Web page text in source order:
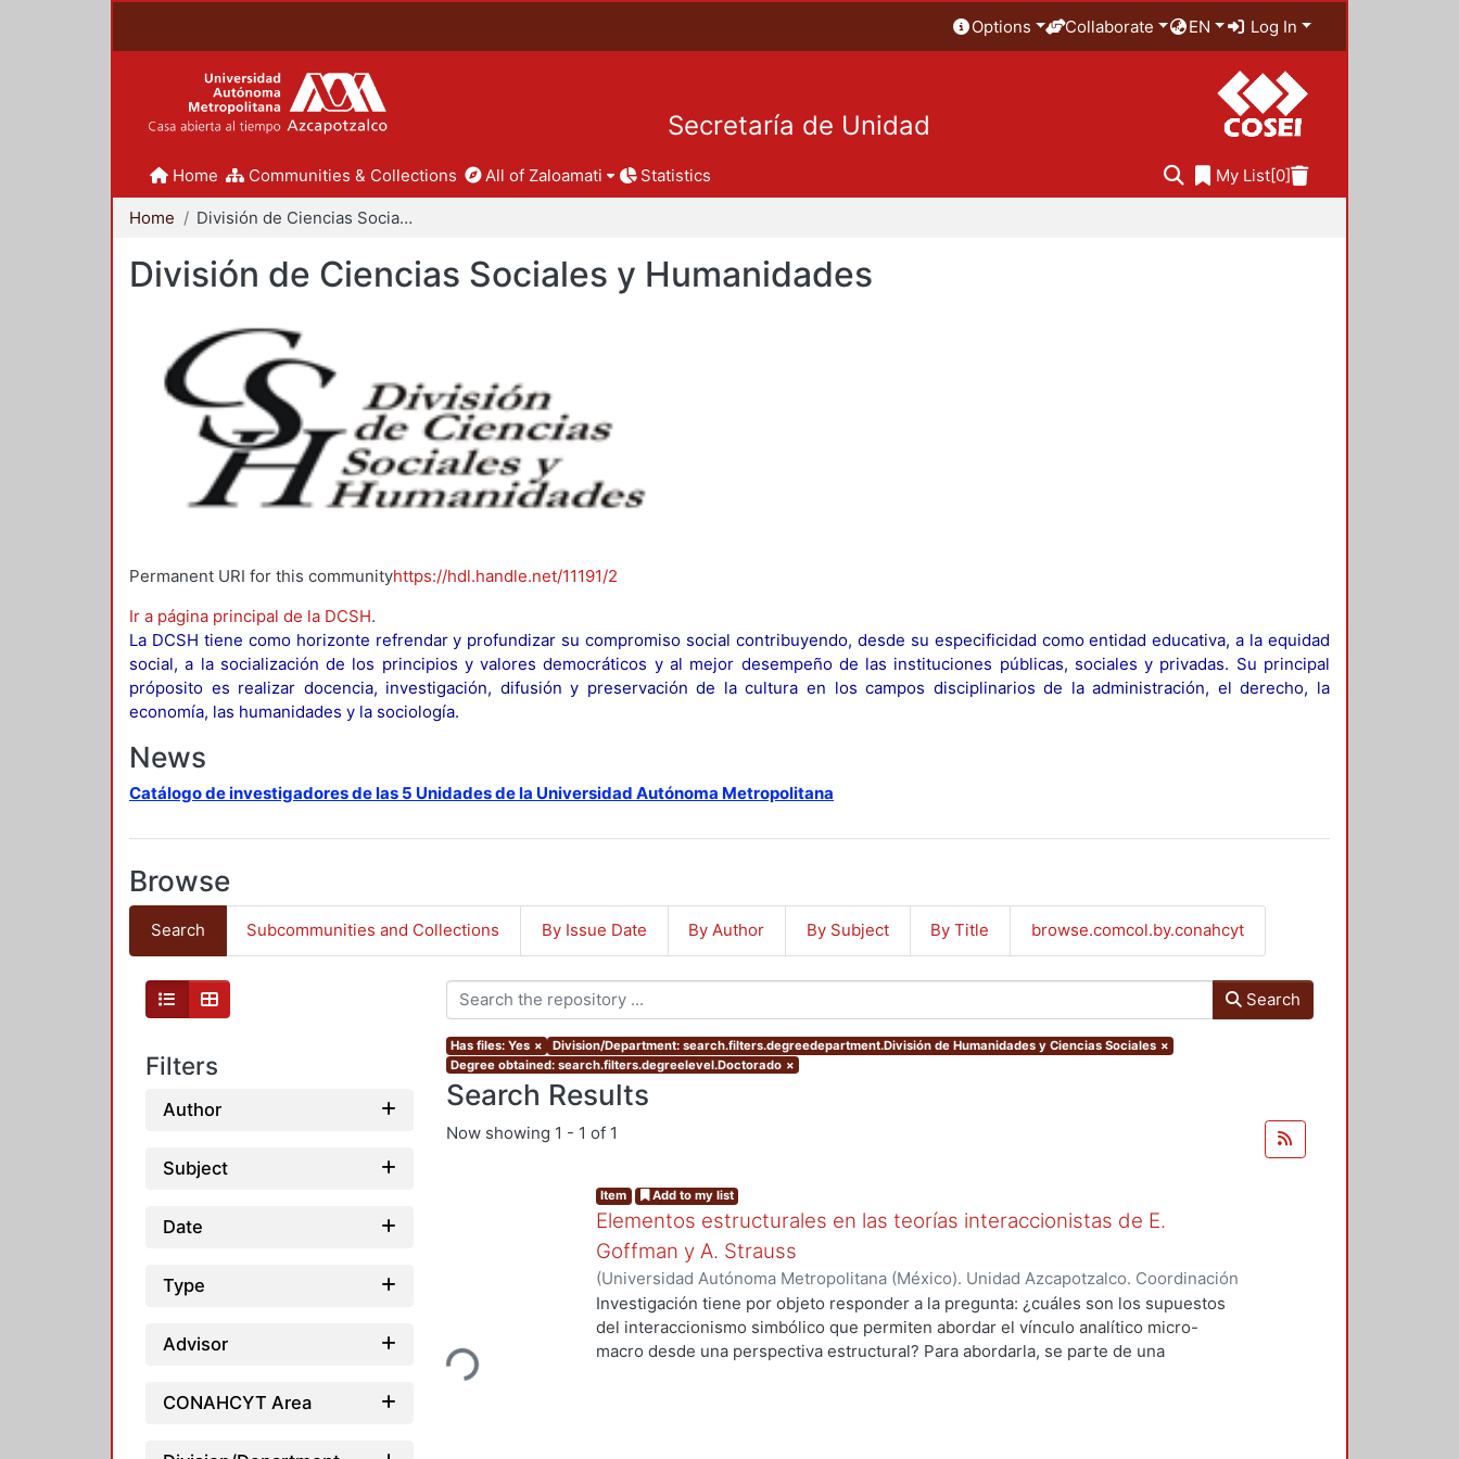
Options Collaborate EN Log In
Secretaría de Unidad
Home Communities & Collections All of Zaloamati Statistics My List[0]
Home División de Ciencias Sociales y Humanidades
División de Ciencias Sociales y Humanidades
Permanent URI for this communityhttps://hdl.handle.net/11191/2
Ir a página principal de la DCSH.
La DCSH tiene como horizonte refrendar y profundizar su compromiso social contribuyendo, desde su especificidad como entidad educativa, a la equidad
social, a la socialización de los principios y valores democráticos y al mejor desempeño de las instituciones públicas, sociales y privadas. Su principal
próposito es realizar docencia, investigación, difusión y preservación de la cultura en los campos disciplinarios de la administración, el derecho, la
economía, las humanidades y la sociología.
News
Catálogo de investigadores de las 5 Unidades de la Universidad Autónoma Metropolitana
Browse
Search Subcommunities and Collections By Issue Date By Author By Subject By Title browse.comcol.by.conahcyt
Filters
Author
Subject
Date
Type
Advisor
CONAHCYT Area
Search
Has files: Yes × Division/Department: search.filters.degreedepartment.División de Humanidades y Ciencias Sociales ×
Degree obtained: search.filters.degreelevel.Doctorado ×
Search Results
Now showing 1 - 1 of 1
Loading...
Item Add to my list
Elementos estructurales en las teorías interaccionistas de E.
Goffman y A. Strauss
(Universidad Autónoma Metropolitana (México). Unidad Azcapotzalco. Coordinación
de Servicios de Información.,2012)Gaytan Sánchez, Amalia Patricia
Investigación tiene por objeto responder a la pregunta: ¿cuáles son los supuestos
del interaccionismo simbólico que permiten abordar el vínculo analítico micro-
macro desde una perspectiva estructural? Para abordarla, se parte de una